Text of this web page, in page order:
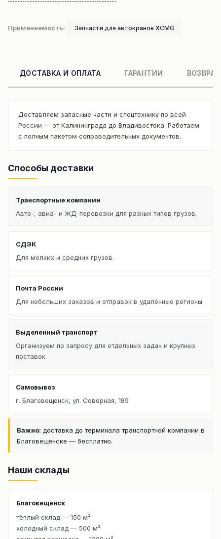
Применяемость: Запчасти для автокранов XCMG
ДОСТАВКА И ОПЛАТА ГАРАНТИИ
Доставляем запасные части и спецтехнику по всей
России — от Калининграда до Владивостока. Работаем
с полным пакетом сопроводительных документов.
Способы доставки
Транспортные компании
Авто-, авиа- и ЖД-перевозки для разных типов грузов.
СДЭК
Для мелких и средних грузов.
Почта России
Для небольших заказов и отправок в удалённые регионы.
Выделенный транспорт
Организуем по запросу для отдельных задач и крупных
поставок.
Самовывоз
г. Благовещенск, ул. Северная, 189
Важно: доставка до терминала транспортной компании в
Благовещенске — бесплатно.
Наши склады
Благовещенск
тёплый склад — 150 м²
холодный склад — 500 м²